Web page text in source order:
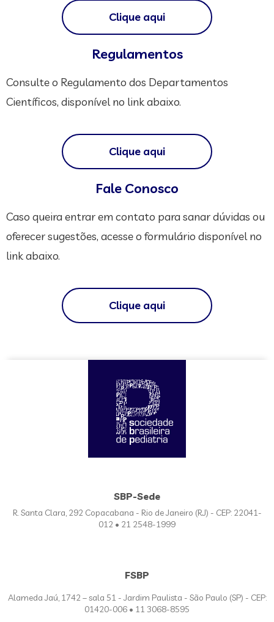
Clique aqui
Regulamentos
Consulte o Regulamento dos Departamentos
Científicos, disponível no link abaixo.
Clique aqui
Fale Conosco
Caso queira entrar em contato para sanar dúvidas ou
oferecer sugestões, acesse o formulário disponível no
link abaixo.
Clique aqui
SBP-Sede
R. Santa Clara, 292 Copacabana - Rio de Janeiro (RJ) - CEP: 22041-
012 • 21 2548-1999
FSBP
Alameda Jaú, 1742 – sala 51 - Jardim Paulista - São Paulo (SP) - CEP:
01420-006 • 11 3068-8595